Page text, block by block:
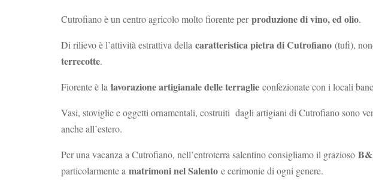
Cutrofiano è un centro agricolo molto fiorente perproduzione di vino, ed olio.
Di rilievo è l’attività estrattiva della caratteristica pietra di Cutrofiano (tufi),
terrecotte.
Fiorente è la lavorazione artigianale delle terraglie confezionate con i locali
Vasi, stoviglie e oggetti ornamentali, costruiti dagli artigiani di Cutrofiano sono
anche all’estero.
Per una vacanza a Cutrofiano, nell’entroterra salentino consigliamo il grazioso
particolarmente a matrimoni nel Salento e cerimonie di ogni genere.